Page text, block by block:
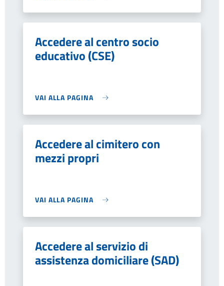
Accedere al centro socio
educativo (CSE)
VAI ALLA PAGINA
Accedere al cimitero con
mezzi propri
VAI ALLA PAGINA
Accedere al servizio di
assistenza domiciliare (SAD)